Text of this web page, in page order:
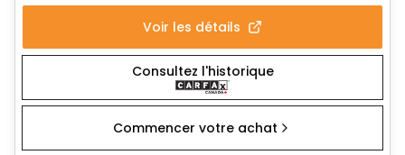
Voir les détails
Consultez l'historique
Commencer votre achat